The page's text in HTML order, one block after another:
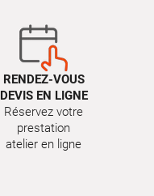
RENDEZ-VOUS
DEVIS EN LIGNE
Réservez votre
prestation
atelier en ligne